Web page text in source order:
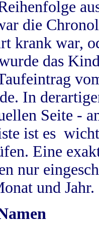
die
krank war,
das
In
Seite -
ist es
Eine
nur
und Jahr.